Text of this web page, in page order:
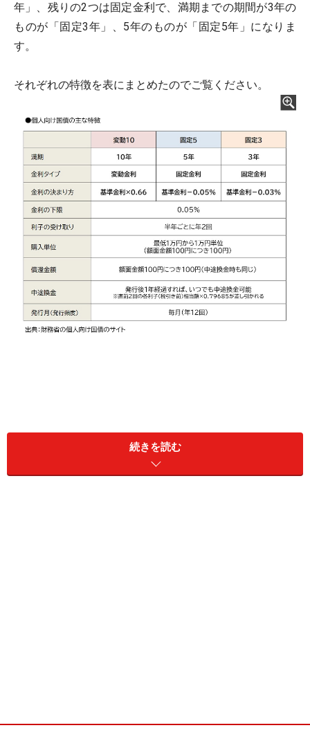
年」、残りの2つは固定金利で、満期までの期間が3年の
ものが「固定3年」、5年のものが「固定5年」になりま
す。
それぞれの特徴を表にまとめたのでご覧ください。
続きを読む